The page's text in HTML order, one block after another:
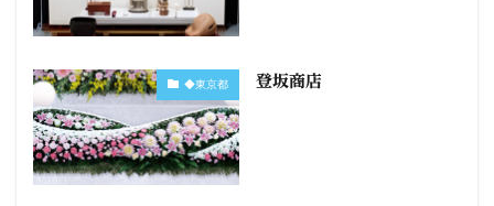
◆東京都 登坂商店